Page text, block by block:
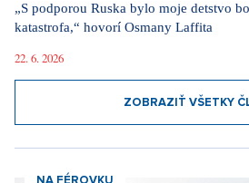
„S podporou Ruska bylo moje detstvo
katastrofa,“ hovorí Osmany Laffita
22. 6. 2026
ZOBRAZIŤ VŠETKY